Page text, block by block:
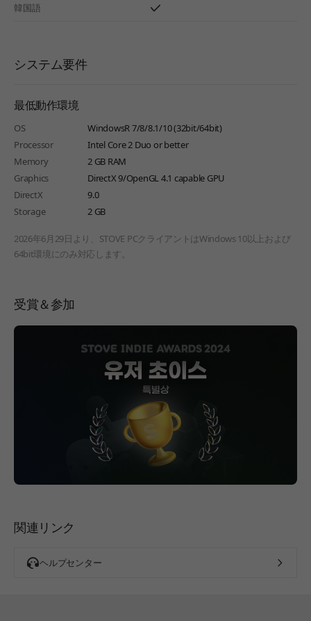
韓国語
システム要件
最低動作環境
OS
WindowsR 7/8/8.1/10 (32bit/64bit)
Processor
Intel Core 2 Duo or better
Memory
2 GB RAM
Graphics
DirectX 9/OpenGL 4.1 capable GPU
DirectX
9.0
Storage
2 GB
2026年6月29日より、STOVE PCクライアントはWindows 10以上および
64bit環境にのみ対応します。
受賞＆参加
페이지 이동
関連リンク
ヘルプセンター